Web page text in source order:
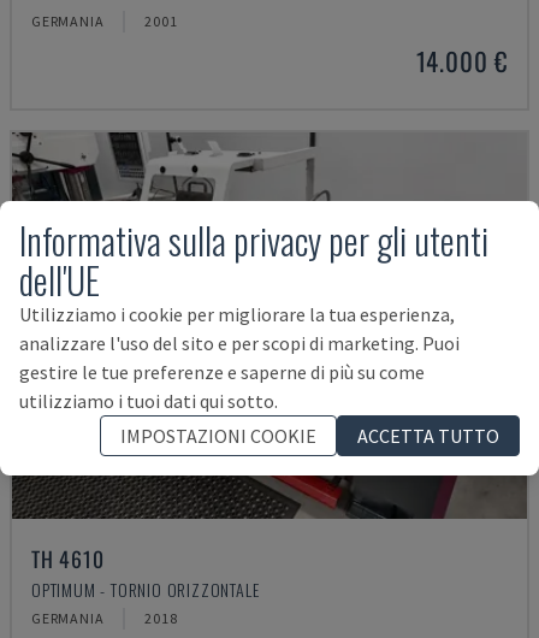
GERMANIA 2001
14.000 €
TH 4610
OPTIMUM - TORNIO ORIZZONTALE
GERMANIA 2018
Informativa sulla privacy per gli utenti
dell'UE
Utilizziamo i cookie per migliorare la tua esperienza,
analizzare l'uso del sito e per scopi di marketing. Puoi
gestire le tue preferenze e saperne di più su come
utilizziamo i tuoi dati qui sotto.
IMPOSTAZIONI COOKIE
ACCETTA TUTTO